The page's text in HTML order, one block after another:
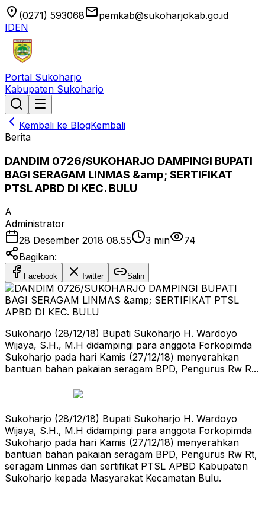
location_on (0271) 593068emailpemkab@sukoharjokab.go.id
IDEN
Portal Sukoharjo
Kabupaten Sukoharjo
Kembali ke BlogKembali
Berita
DANDIM 0726/SUKOHARJO DAMPINGI BUPATI
BAGI SERAGAM LINMAS &amp; SERTIFIKAT
PTSL APBD DI KEC. BULU
A
Administrator
28 Desember 2018 08.55
3 min
74
Bagikan:
Facebook Twitter Salin
Sukoharjo (28/12/18) Bupati Sukoharjo H. Wardoyo
Wijaya, S.H., M.H didampingi para anggota Forkopimda
Sukoharjo pada hari Kamis (27/12/18) menyerahkan
bantuan bahan pakaian seragam BPD, Pengurus Rw R...
Sukoharjo (28/12/18) Bupati Sukoharjo H. Wardoyo
Wijaya, S.H., M.H didampingi para anggota Forkopimda
Sukoharjo pada hari Kamis (27/12/18) menyerahkan
bantuan bahan pakaian seragam BPD, Pengurus Rw Rt,
seragam Linmas dan sertifikat PTSL APBD Kabupaten
Sukoharjo kepada Masyarakat Kecamatan Bulu.